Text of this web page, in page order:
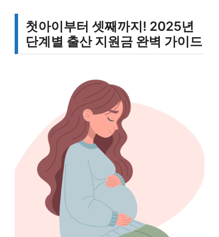
첫아이부터 셋째까지! 2025년
단계별 출산 지원금 완벽 가이드